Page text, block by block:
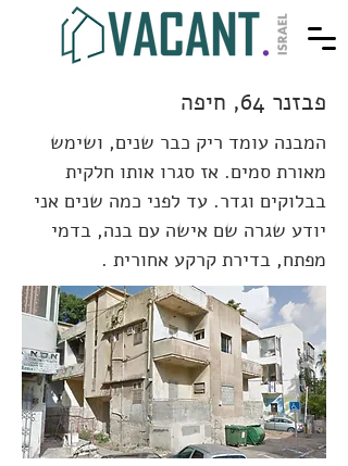
פבזנר 64, חיפה
המבנה עומד ריק כבר שנים, ושימש
מאורת סמים. אז סגרו אותו חלקית
בבלוקים וגדר. עד לפני כמה שנים אני
יודע שגרה שם אישה עם בנה, בדמי
מפתח, בדירת קרקע אחורית .